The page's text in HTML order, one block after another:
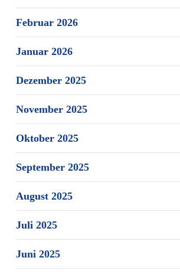
Februar 2026
Januar 2026
Dezember 2025
November 2025
Oktober 2025
September 2025
August 2025
Juli 2025
Juni 2025